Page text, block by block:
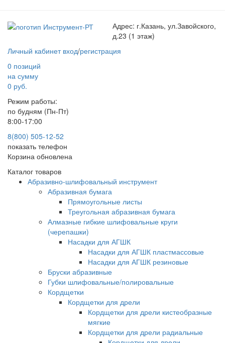
Адрес: г.Казань, ул.Завойского,
д.23 (1 этаж)
Личный кабинет вход/регистрация
0 позиций
на сумму
0 руб.
Режим работы:
по будням (Пн-Пт)
8:00-17:00
8(800) 505-12-52
показать телефон
Корзина обновлена
Каталог товаров
Абразивно-шлифовальный инструмент
Абразивная бумага
Прямоугольные листы
Треугольная абразивная бумага
Алмазные гибкие шлифовальные круги
(черепашки)
Насадки для АГШК
Насадки для АГШК пластмассовые
Насадки для АГШК резиновые
Бруски абразивные
Губки шлифовальные/полировальные
Кордщетки
Кордщетки для дрели
Кордщетки для дрели кистеобразные
мягкие
Кордщетки для дрели радиальные